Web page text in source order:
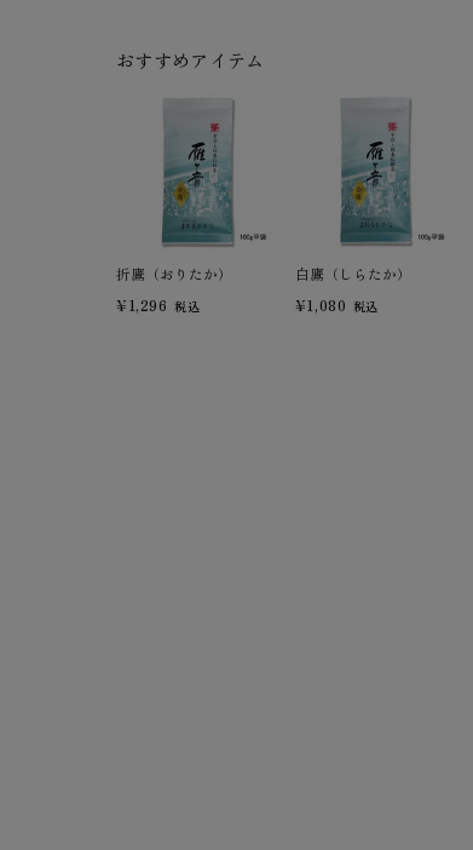
おすすめアイテム
折鷹（おりたか）
¥1,296 税込
白鷹（しらたか）
¥1,080 税込